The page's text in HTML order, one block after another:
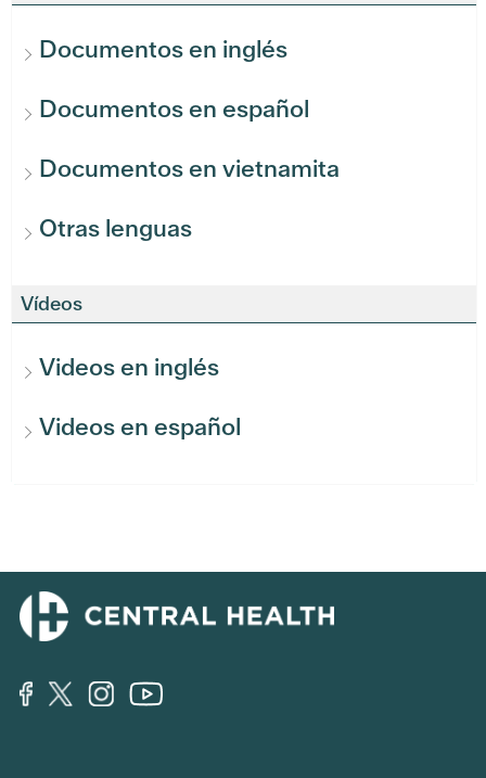
Documentos en inglés
Documentos en español
Documentos en vietnamita
Otras lenguas
Vídeos
Videos en inglés
Videos en español